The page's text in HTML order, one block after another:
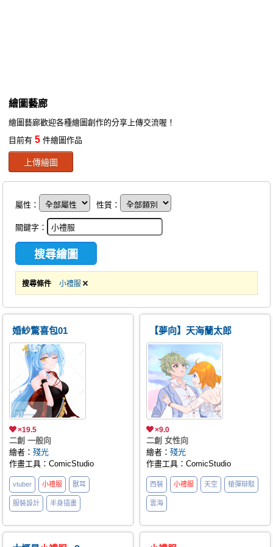
攤位轉讓區
會員功能選單
會員中心
註冊會員
登入
繪圖藝廊
繪圖藝廊歡迎各種繪圖創作的分享上傳交流喔！
目前有5 件繪圖作品
上傳繪圖
屬性： 性質：
關鍵字：
搜尋條件 小禮服
婚紗驚喜包01
×19.5
二創 一般向
繪者：殘光
作畫工具：ComicStudio
vtuber 小禮服 獸耳
服裝設計 半身插畫
【夢向】天海蘭太郎
×9.0
二創 女性向
繪者： 殘光
作畫工具：ComicStudio
西裝 小禮服 天空 槍彈辯駁
雲海